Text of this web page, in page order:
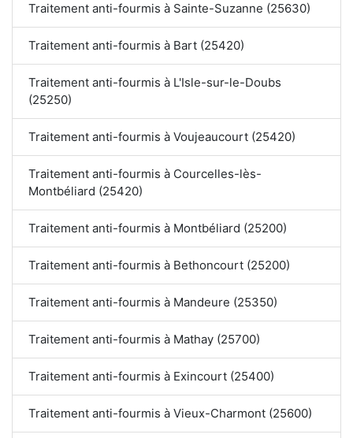
Traitement anti-fourmis à Sainte-Suzanne (25630)
Traitement anti-fourmis à Bart (25420)
Traitement anti-fourmis à L'Isle-sur-le-Doubs
(25250)
Traitement anti-fourmis à Voujeaucourt (25420)
Traitement anti-fourmis à Courcelles-lès-
Montbéliard (25420)
Traitement anti-fourmis à Montbéliard (25200)
Traitement anti-fourmis à Bethoncourt (25200)
Traitement anti-fourmis à Mandeure (25350)
Traitement anti-fourmis à Mathay (25700)
Traitement anti-fourmis à Exincourt (25400)
Traitement anti-fourmis à Vieux-Charmont (25600)